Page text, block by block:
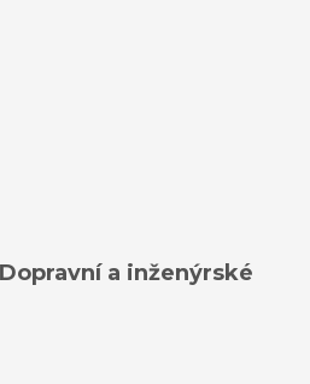
Dopravní a inženýrské